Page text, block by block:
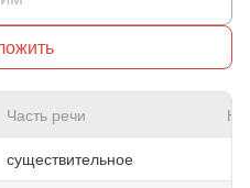
Часть речи
существительное